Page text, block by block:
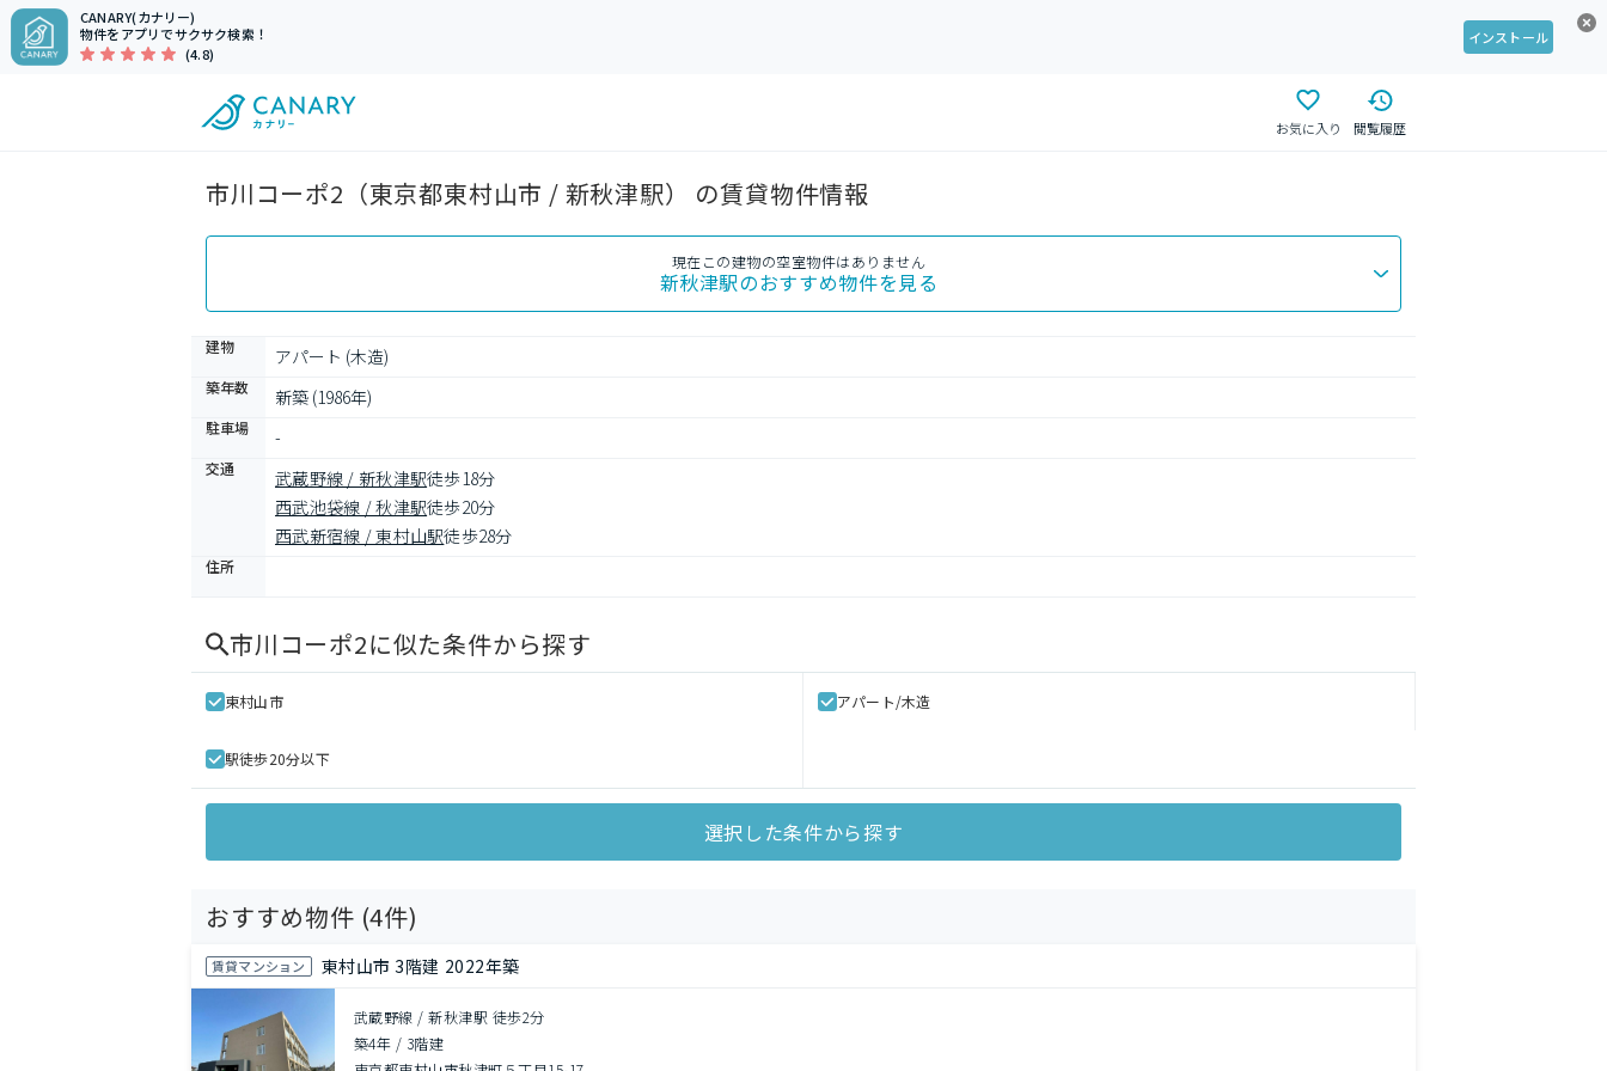
CANARY(カナリー)
物件をアプリでサクサク検索！
(4.8)
インストール
お気に入り 閲覧履歴
市川コーポ2（東京都東村山市 / 新秋津駅） の賃貸物件情報
現在この建物の空室物件はありません
新秋津駅のおすすめ物件を見る
建物 アパート (木造)
築年数 新築 (1986年)
駐車場 -
交通 武蔵野線 / 新秋津駅徒歩18分
西武池袋線 / 秋津駅徒歩20分
西武新宿線 / 東村山駅徒歩28分
住所
市川コーポ2に似た条件から探す
東村山市 アパート/木造
駅徒歩20分以下
選択した条件から探す
おすすめ物件 (4件)
賃貸マンション 東村山市 3階建 2022年築
武蔵野線 / 新秋津駅 徒歩2分
築4年 / 3階建